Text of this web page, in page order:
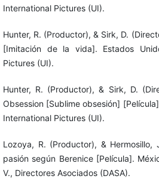
International Pictures (UI).
Hunter, R. (Productor), & Sirk, D.
[Imitación de la vida]. Estados
Pictures (UI).
Hunter, R. (Productor), & Sirk, D.
Obsession [Sublime obsesión]
International Pictures (UI).
Lozoya, R. (Productor), &
pasión según Berenice [Película].
V., Directores Asociados (DASA).